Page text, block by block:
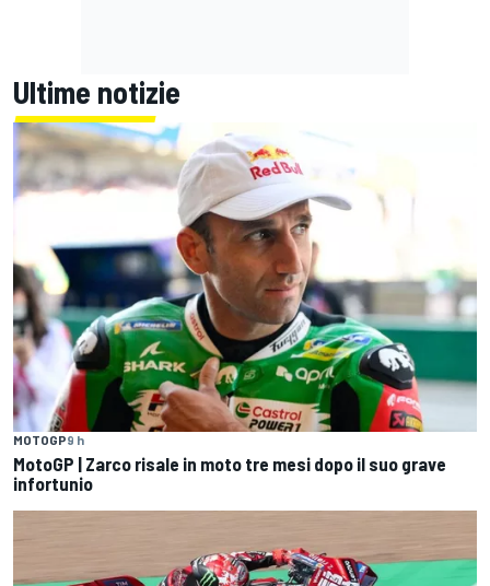
Ultime notizie
MOTOGP9 h
MotoGP | Zarco risale in moto tre mesi dopo il suo grave
infortunio